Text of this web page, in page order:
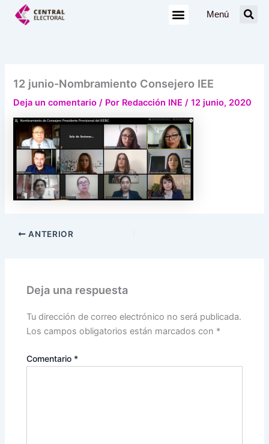
Menú
12 junio-Nombramiento Consejero IEE
Deja un comentario / Por Redacción INE/12 junio, 2020
ANTERIOR
Deja una respuesta
Tu dirección de correo electrónico no será publicada.
Los campos obligatorios están marcados con *
Comentario *